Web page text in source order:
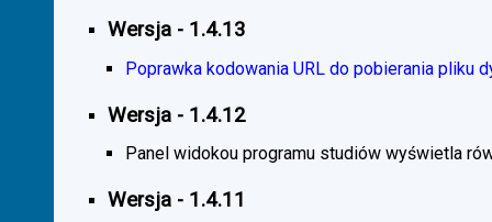
Wersja - 1.4.13
Poprawka kodowania URL do pobierania pliku
Wersja - 1.4.12
Panel widokou programu studiów wyświetla
Wersja - 1.4.11